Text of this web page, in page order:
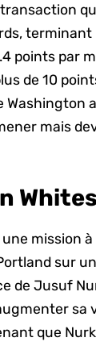
points par
de 10
Washington
mais
mission
sur
de Jusuf
sa
que